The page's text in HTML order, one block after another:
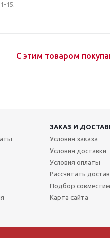
15.
С этим товаром
ЗАКАЗ И
Условия заказа
Условия доставки
Условия оплаты
Рассчитать
Подбор
Карта сайта